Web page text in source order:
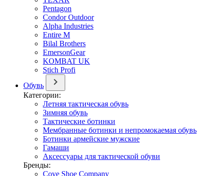
Pentagon
Condor Outdoor
Alpha Industries
Entire M
Bilal Brothers
EmersonGear
KOMBAT UK
Stich Profi
Обувь
Категории:
Летняя тактическая обувь
Зимняя обувь
Тактические ботинки
Мембранные ботинки и непромокаемая обувь
Ботинки армейские мужские
Гамаши
Аксессуары для тактической обуви
Бренды:
Cove Shoe Company